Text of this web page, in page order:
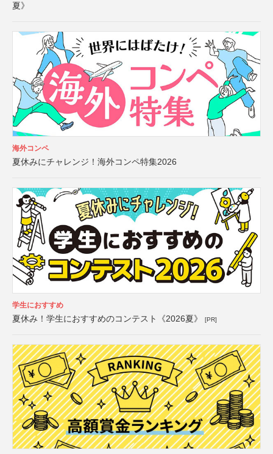
夏》
海外コンペ
夏休みにチャレンジ！海外コンペ特集2026
学生におすすめ
夏休み！学生におすすめのコンテスト《2026夏》 [PR]